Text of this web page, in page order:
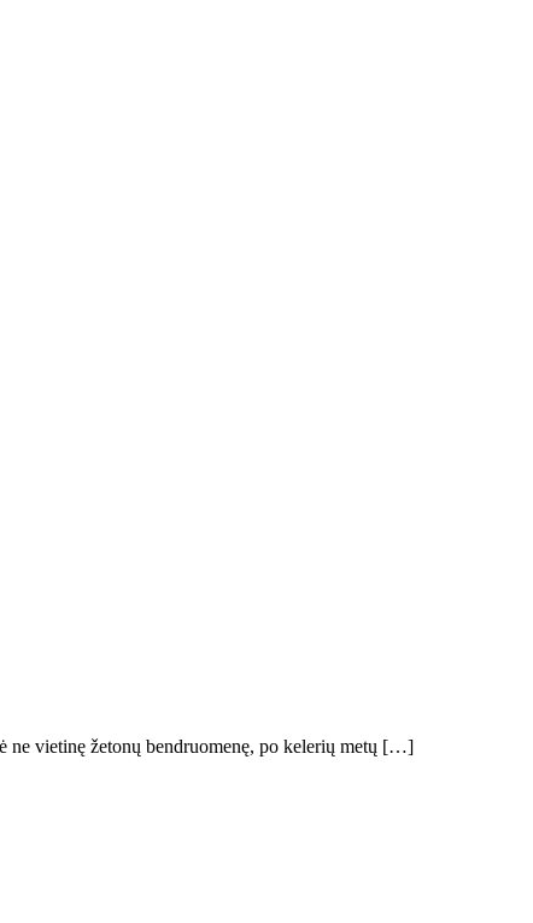
ne vietinę žetonų bendruomenę, po kelerių metų […]